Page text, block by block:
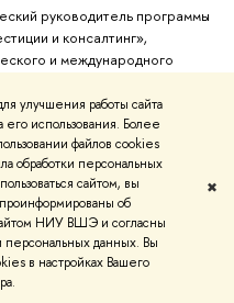
улучшения работы сайта
использования. Более
файлов cookies
обработки персональных
сайтом, вы
об
НИУ ВШЭ и согласны
персональных данных. Вы
в настройках Вашего
✖
руководитель программы
и консалтинг»,
и международного
запросам рынка, про
и реальный опыт
и как развивается карьерная
магистратура